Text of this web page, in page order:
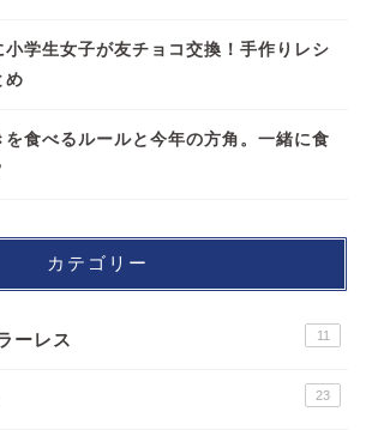
小学生女子が友チョコ交換！手作りレシ
め
を食べるルールと今年の方角。一緒に食
カテゴリー
ーレス 11
23